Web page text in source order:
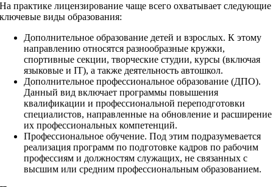
На практике лицензирование чаще всего охватывает следующие
ключевые виды образования:
Дополнительное образование детей и взрослых. К этому
направлению относятся разнообразные кружки,
спортивные секции, творческие студии, курсы (включая
языковые и IT), а также деятельность автошкол.
Дополнительное профессиональное образование (ДПО).
Данный вид включает программы повышения
квалификации и профессиональной переподготовки
специалистов, направленные на обновление и расширение
их профессиональных компетенций.
Профессиональное обучение. Под этим подразумевается
реализация программ по подготовке кадров по рабочим
профессиям и должностям служащих, не связанных с
высшим или средним профессиональным образованием.